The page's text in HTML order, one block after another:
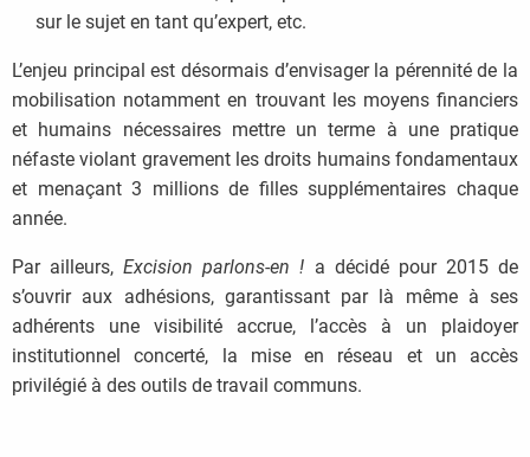
sur le sujet en tant qu’expert, etc.
L’enjeu principal est désormais d’envisager la pérennité de la
mobilisation notamment en trouvant les moyens financiers
et humains nécessaires mettre un terme à une pratique
néfaste violant gravement les droits humains fondamentaux
et menaçant 3 millions de filles supplémentaires chaque
année.
Par ailleurs,Excision parlons-en ! a décidé pour 2015 de
s’ouvrir aux adhésions, garantissant par là même à ses
adhérents une visibilité accrue, l’accès à un plaidoyer
institutionnel concerté, la mise en réseau et un accès
privilégié à des outils de travail communs.